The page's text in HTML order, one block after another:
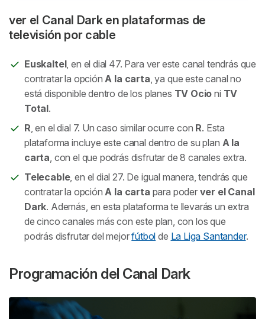
ver el Canal Dark en plataformas de
televisión por cable
Euskaltel, en el dial 47. Para ver este canal tendrás que
contratar la opciónA la carta, ya que este canal no
está disponible dentro de los planes TV Ocio ni TV
Total.
R, en el dial 7. Un caso similar ocurre con R. Esta
plataforma incluye este canal dentro de su plan A la
carta, con el que podrás disfrutar de 8 canales extra.
Telecable, en el dial 27. De igual manera, tendrás que
contratar la opciónA la carta para poder ver el Canal
Dark. Además, en esta plataforma te llevarás un extra
de cinco canales más con este plan, con los que
podrás disfrutar del mejorfútbol de La Liga Santander.
Programación del Canal Dark